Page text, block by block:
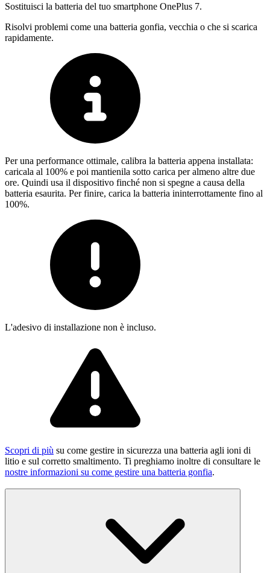
Sostituisci la batteria del tuo smartphone OnePlus 7.
Risolvi problemi come una batteria gonfia, vecchia o che si scarica
rapidamente.
Per una performance ottimale, calibra la batteria appena installata:
caricala al 100% e poi mantienila sotto carica per almeno altre due
ore. Quindi usa il dispositivo finché non si spegne a causa della
batteria esaurita. Per finire, carica la batteria ininterrottamente fino al
100%.
L'adesivo di installazione non è incluso.
Scopri di più su come gestire in sicurezza una batteria agli ioni di
litio e sul corretto smaltimento. Ti preghiamo inoltre di consultare le
nostre informazioni su come gestire una batteria gonfia.